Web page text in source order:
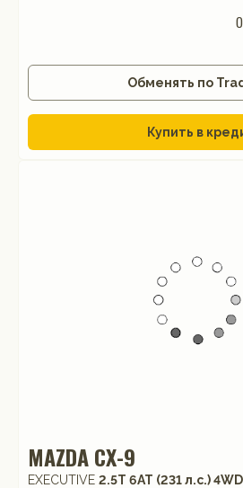
Обменять по
Купить в
MAZDA CX-9
EXECUTIVE 2.5T 6АТ (231 л.с.) 4WD